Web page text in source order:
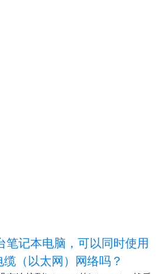
笔记本电脑，可以同时使用
（以太网）网络吗？